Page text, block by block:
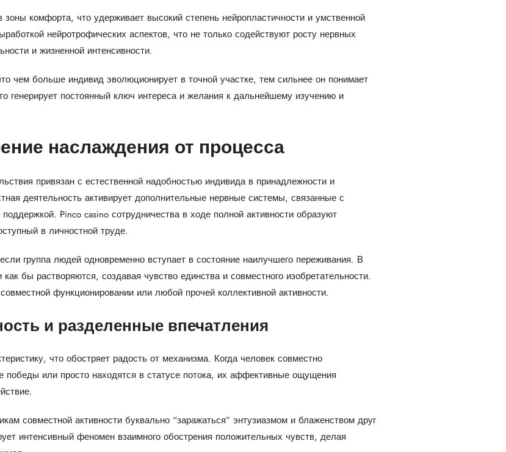
зоны комфорта, что удерживает высокий степень нейропластичности и умственной
нейротрофических аспектов, что не только содействуют росту нервных
и жизненной интенсивности.
чем больше индивид эволюционирует в точной участке, тем сильнее он понимает
генерирует постоянный ключ интереса и желания к дальнейшему изучению и
наслаждения от процесса
привязан с естественной надобностью индивида в принадлежности и
деятельность активирует дополнительные нервные системы, связанные с
Pinco casino сотрудничества в ходе полной активности образуют
в личностной труде.
группа людей одновременно вступает в состояние наилучшего переживания. В
бы растворяются, создавая чувство единства и совместного изобретательности.
функционировании или любой прочей коллективной активности.
и разделенные впечатления
что обостряет радость от механизма. Когда человек совместно
победы или просто находятся в статусе потока, их аффективные ощущения
совместной активности буквально “заражаться” энтузиазмом и блаженством друг
интенсивный феномен взаимного обострения положительных чувств, делая